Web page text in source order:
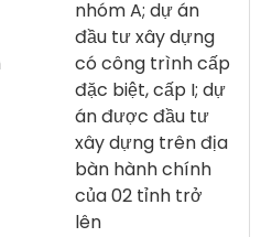
nhóm A; dự án
đầu tư xây dựng
có công trình cấp
đặc biệt, cấp I; dự
án được đầu tư
xây dựng trên địa
bàn hành chính
của 02 tỉnh trở
lên